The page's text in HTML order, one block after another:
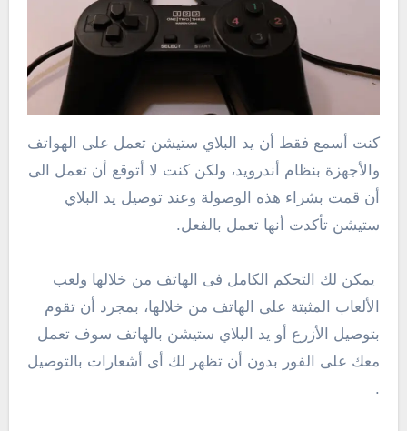
كنت أسمع فقط أن يد البلاي ستيشن تعمل على الهواتف
والأجهزة بنظام أندرويد، ولكن كنت لا أتوقع أن تعمل الى
أن قمت بشراء هذه الوصولة وعند توصيل يد البلاي
ستيشن تأكدت أنها تعمل بالفعل.
يمكن لك التحكم الكامل فى الهاتف من خلالها ولعب
الألعاب المثبتة على الهاتف من خلالها، بمجرد أن تقوم
بتوصيل الأزرع أو يد البلاي ستيشن بالهاتف سوف تعمل
معك على الفور بدون أن تظهر لك أى أشعارات بالتوصيل
.